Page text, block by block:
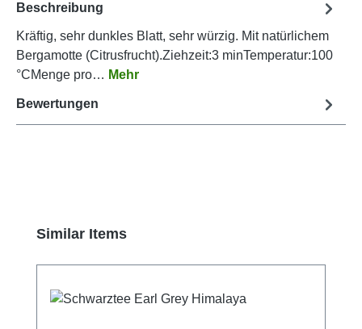
Beschreibung
Kräftig, sehr dunkles Blatt, sehr würzig. Mit natürlichem
Bergamotte (Citrusfrucht).Ziehzeit:3 minTemperatur:100
°CMenge pro… Mehr
Bewertungen
Produktgalerie überspringen
Similar Items